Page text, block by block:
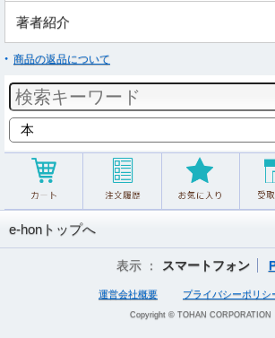
著者紹介
商品の返品について
e-honトップへ
表示 ： スマートフォン
運営会社概要 プライバシーポリシ
Copyright © TOHAN CORPORATION